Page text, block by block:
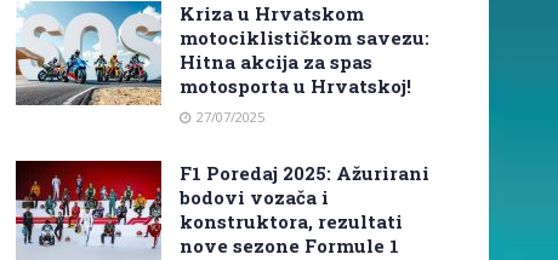
Kriza u Hrvatskom
motociklističkom savezu:
Hitna akcija za spas
motosporta u Hrvatskoj!
27/07/2025
F1 Poredaj 2025: Ažurirani
bodovi vozača i
konstruktora, rezultati
nove sezone Formule 1